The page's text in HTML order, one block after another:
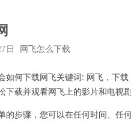
日 网飞怎么下载
何下载网飞关键词: 网飞，下载
下载并观看网飞上的影片和电视剧
步骤，您可以在任何时间、任